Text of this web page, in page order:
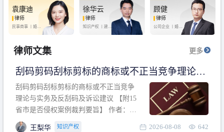
袁康迪
律师
民事商事 丨 婚姻
徐华云
律师
知识产权 丨 建设
顾健
律师
公司企业 丨婚姻
房产纠纷
律师文集 更多
刮码剪码刮标剪标的商标或不正当竞争理论与
实务及反刮码及诉讼建议 【附15省市是否侵权
案例裁判要旨】
刮码剪码刮标剪标的商标或不正当竞争
理论与实务及反刮码及诉讼建议 【附15
省市是否侵权案例裁判要旨】 作者：浙
江杭知桥律师事务所 王梨华 周靖超 【导
王梨华 知识产权 2026-08-08 642